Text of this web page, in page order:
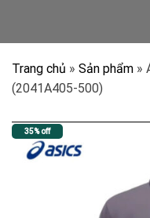
Trang chủ » Sản phẩm »
(2041A405-500)
35% off